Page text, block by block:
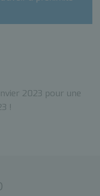
un lieu de
2023 pour une
!